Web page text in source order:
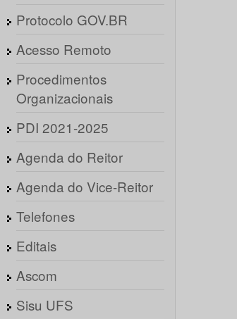
Protocolo GOV.BR
Acesso Remoto
Procedimentos
Organizacionais
PDI 2021-2025
Agenda do Reitor
Agenda do Vice-Reitor
Telefones
Editais
Ascom
Sisu UFS